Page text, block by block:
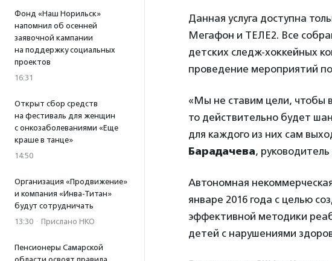
Фонд «Наш Норильск»
напомнил об осенней
заявочной кампании
на поддержку социальных
проектов
16:31
Открыт сбор средств
на фестиваль для женщин
с онкозаболеваниями «Еще
краше в танце»
14:50
Организация «Продвижение»
и компания «Инва-Титан»
будут сотрудничать
13:30 · Прислано НКО
Пенсионеры Самарской
Данная услуга доступна
Мегафон и ТЕЛЕ2. Все
детских следж-хоккейных
проведение мероприятий
«Мы не ставим цели, чтобы
то действительно будет
для каждого из них сам
Барадачева,
Автономная
январе 2016 года с целью
эффективной методики
детей с нарушениями